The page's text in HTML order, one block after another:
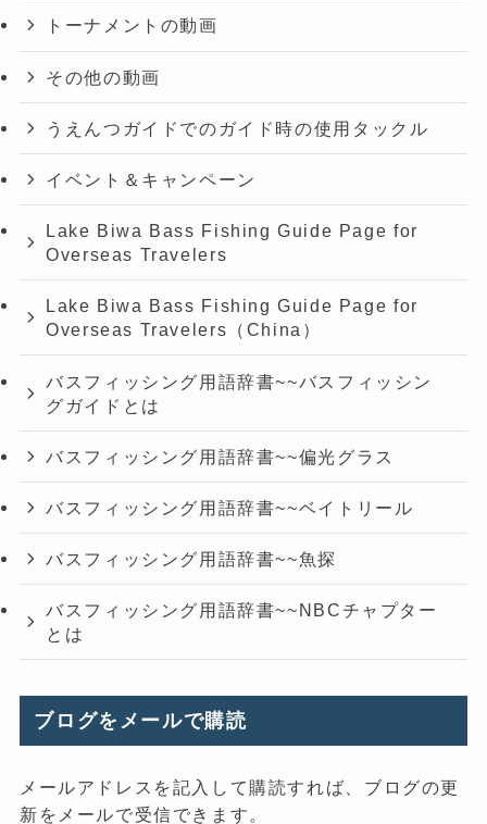
トーナメントの動画
その他の動画
うえんつガイドでのガイド時の使用タックル
イベント＆キャンペーン
Lake Biwa Bass Fishing Guide Page for
Overseas Travelers
Lake Biwa Bass Fishing Guide Page for
Overseas Travelers（China）
バスフィッシング用語辞書~~バスフィッシン
グガイドとは
バスフィッシング用語辞書~~偏光グラス
バスフィッシング用語辞書~~ベイトリール
バスフィッシング用語辞書~~魚探
バスフィッシング用語辞書~~NBCチャプター
とは
ブログをメールで購読
メールアドレスを記入して購読すれば、ブログの更
新をメールで受信できます。